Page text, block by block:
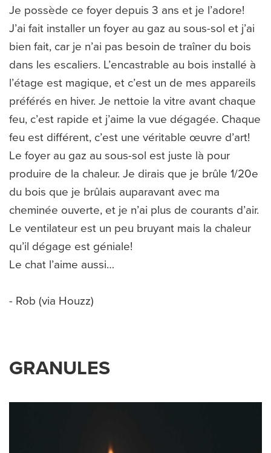
Je possède ce foyer depuis 3 ans et je l’adore!
J’ai fait installer un foyer au gaz au sous-sol et j’ai
bien fait, car je n’ai pas besoin de traîner du bois
dans les escaliers. L’encastrable au bois installé à
l’étage est magique, et c’est un de mes appareils
préférés en hiver. Je nettoie la vitre avant chaque
feu, c’est rapide et j’aime la vue dégagée. Chaque
feu est différent, c’est une véritable œuvre d’art!
Le foyer au gaz au sous-sol est juste là pour
produire de la chaleur. Je dirais que je brûle 1/20e
du bois que je brûlais auparavant avec ma
cheminée ouverte, et je n’ai plus de courants d’air.
Le ventilateur est un peu bruyant mais la chaleur
qu’il dégage est géniale!
Le chat l’aime aussi…
- Rob (via Houzz)
GRANULES